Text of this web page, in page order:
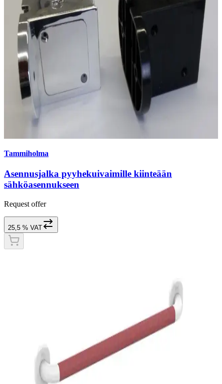
Tammiholma
Asennusjalka pyyhekuivaimille kiinteään
sähköasennukseen
Request offer
25,5 % VAT